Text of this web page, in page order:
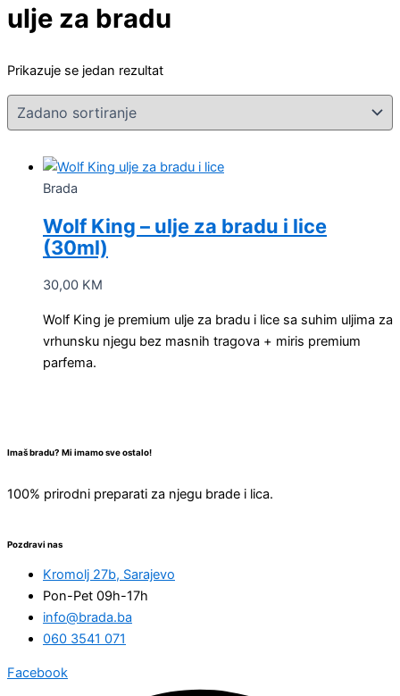
ulje za bradu
Prikazuje se jedan rezultat
Brada
Wolf King – ulje za bradu i lice
(30ml)
30,00 KM
Wolf King je premium ulje za bradu i lice sa suhim uljima za
vrhunsku njegu bez masnih tragova + miris premium
parfema.
Imaš bradu? Mi imamo sve ostalo!
100% prirodni preparati za njegu brade i lica.
Pozdravi nas
Kromolj 27b, Sarajevo
Pon-Pet 09h-17h
info@brada.ba
060 3541 071
Facebook